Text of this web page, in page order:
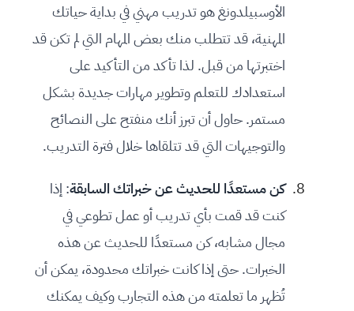
الأوسبيلدونغ هو تدريب مهني في بداية حياتك
المهنية، قد تتطلب منك بعض المهام التي لم تكن قد
اختبرتها من قبل. لذا تأكد من التأكيد على
استعدادك للتعلم وتطوير مهارات جديدة بشكل
مستمر. حاول أن تبرز أنك منفتح على النصائح
والتوجيهات التي قد تتلقاها خلال فترة التدريب.
كن مستعدًا للحديث عن خبراتك السابقة: إذا
كنت قد قمت بأي تدريب أو عمل تطوعي في
مجال مشابه، كن مستعدًا للحديث عن هذه
الخبرات. حتى إذا كانت خبراتك محدودة، يمكن أن
تُظهر ما تعلمته من هذه التجارب وكيف يمكنك